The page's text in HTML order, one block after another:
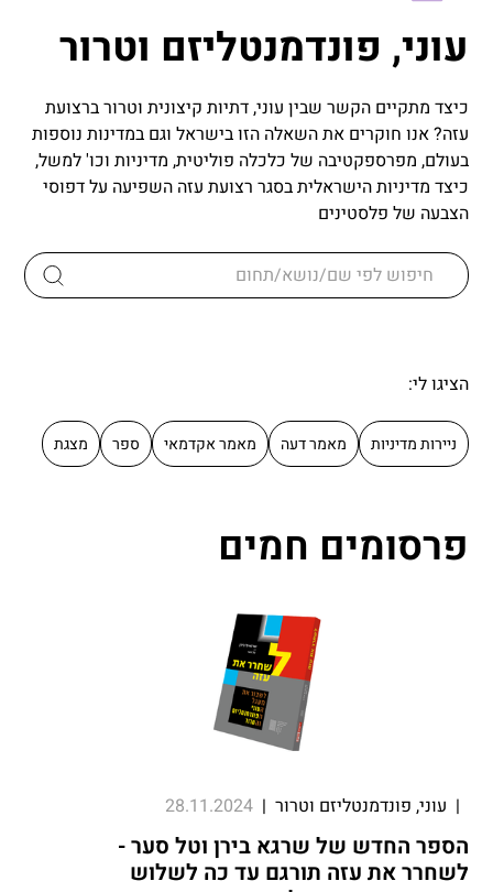
עוני, פונדמנטליזם וטרור
כיצד מתקיים הקשר שבין עוני, דתיות קיצונית וטרור ברצועת
עזה? אנו חוקרים את השאלה הזו בישראל וגם במדינות נוספות
בעולם, מפרספקטיבה של כלכלה פוליטית, מדיניות וכו' למשל,
כיצד מדיניות הישראלית בסגר רצועת עזה השפיעה על דפוסי
הצבעה של פלסטינים
הציגו לי:
ניירות מדיניות מאמר דעה מאמר אקדמאי ספר מצגת
פרסומים חמים
| עוני, פונדמנטליזם וטרור|
28.11.2024
הספר החדש של שרגא בירן וטל סער -
לשחרר את עזה תורגם עד כה לשלוש